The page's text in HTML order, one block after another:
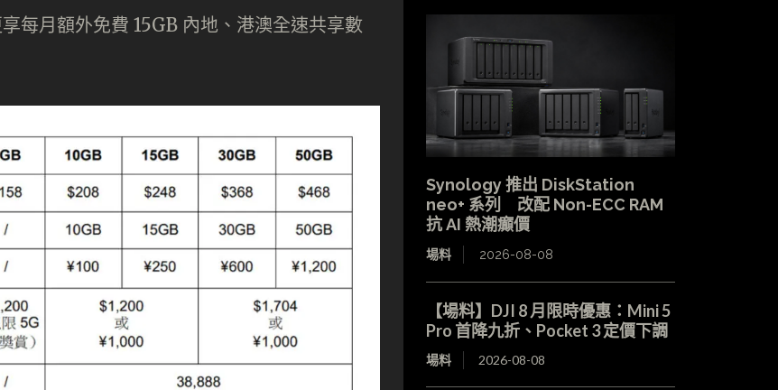
每月額外免費 15GB 內地、港澳全速共享數
Synology 推出 DiskStation
neo+ 系列 改配 Non-ECC RAM
抗 AI 熱潮癲價
場料 2026-08-08
【場料】DJI 8 月限時優惠：Mini 5
Pro 首降九折、Pocket 3 定價下調
場料 2026-08-08